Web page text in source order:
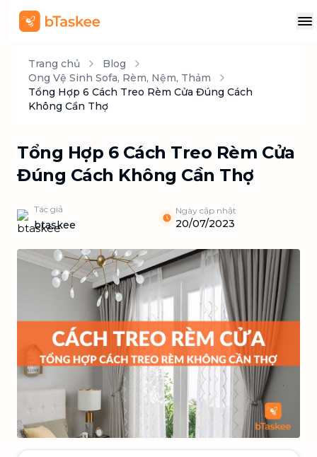
Trang chủ
Blog
Ong Vệ Sinh Sofa, Rèm, Nệm, Thảm
Tổng Hợp 6 Cách Treo Rèm Cửa Đúng Cách
Không Cần Thợ
Tổng Hợp 6 Cách Treo Rèm Cửa
Đúng Cách Không Cần Thợ
Tác giả
btaskee
Ngày cập nhật
20/07/2023